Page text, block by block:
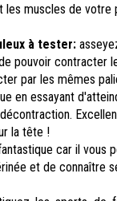
muscles de votre
à tester:
pouvoir contracter
par les mêmes
en essayant
la tête !
car il vous
et de connaître